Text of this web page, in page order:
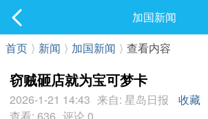
最新发表
加国新闻
首页 ⟩ 新闻 ⟩ 加国新闻 ⟩ 查看内容
窃贼砸店就为宝可梦卡
2026-1-21 14:43 来自: 星岛日报
收藏